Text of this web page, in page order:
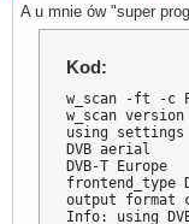
A u mnie ów "super
Kod:
w_scan -ft -c
w_scan
using settings
DVB aerial
DVB-T Europe
frontend_type
output format
Info: using